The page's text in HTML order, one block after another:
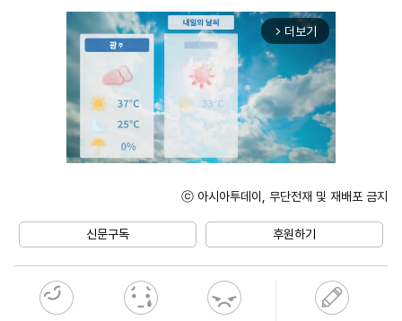
arrow_forward_ios 더보기
ⓒ 아시아투데이, 무단전재 및 재배포 금지
신문구독 후원하기